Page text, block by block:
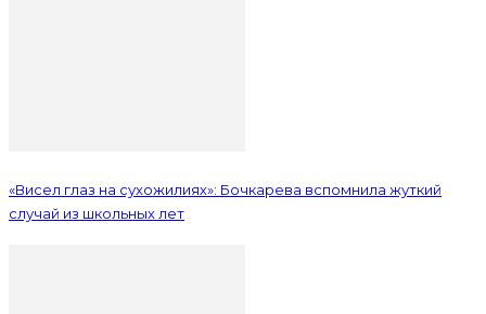
«Висел глаз на сухожилиях»: Бочкарева вспомнила жуткий
случай из школьных лет